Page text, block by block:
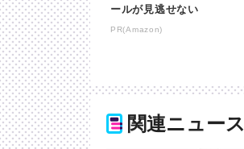
ールが見逃せない
PR(Amazon)
関連ニュース